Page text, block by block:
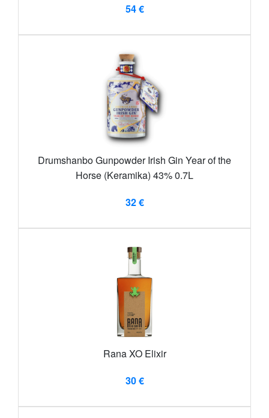
54 €
Drumshanbo Gunpowder Irish Gin Year of the
Horse (Keramika) 43% 0.7L
32 €
Rana XO Elixir
30 €